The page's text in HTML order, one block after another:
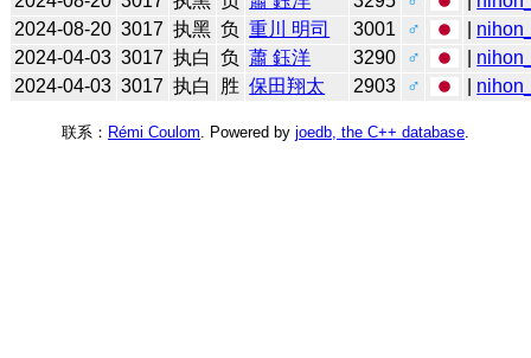
2024-08-20 3017 执黑 负 重川 明司 3001 ♂
2024-04-03 3017 执白 负 蕭 鈺洋 3290 ♂
2024-04-03 3017 执白 胜 保田翔太 2903 ♂
联系： Rémi Coulom . Powered by joedb, the C++ database